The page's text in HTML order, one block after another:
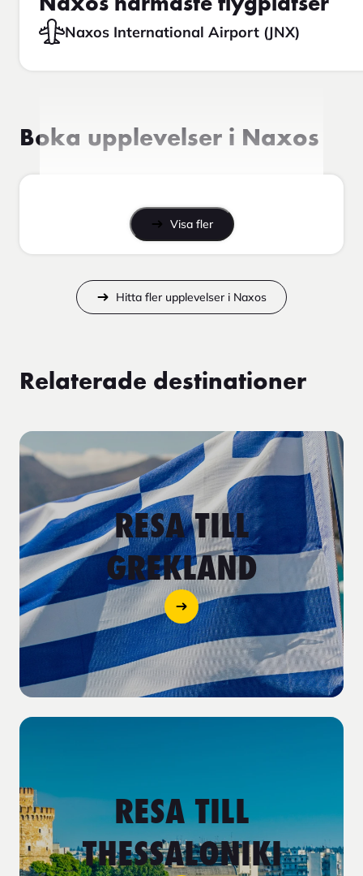
Naxos närmaste flygplatser
Naxos International Airport (JNX)
Boka upplevelser i Naxos
Visa fler
Hitta fler upplevelser i Naxos
Relaterade destinationer
RESA TILL
GREKLAND
RESA TILL
THESSALONIKI